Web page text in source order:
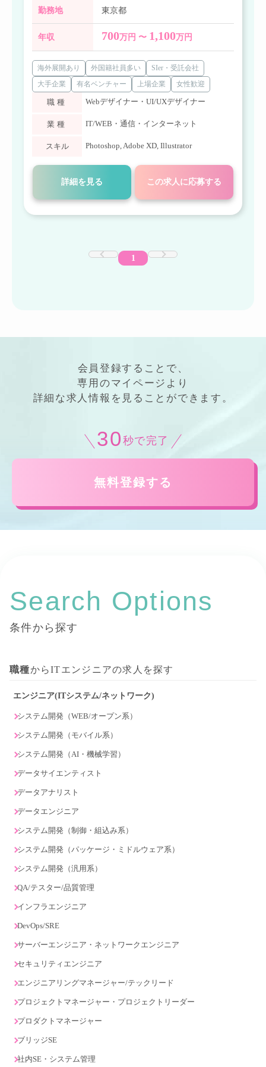
勤務地 東京都
年収 700万円 〜 1,100万円
海外展開あり 外国籍社員多い
SIer・受託会社
大手企業
有名ベンチャー 上場企業 女性歓迎
職種 Webデザイナー・UI/UXデザイナー
業種 IT/WEB・通信・インターネット
スキル Photoshop,Adobe XD, Illustrator
詳細を見る この求人に応募する
1
会員登録することで、
専用のマイページ より
詳細 な求人情報 を見ることができます。
30 秒で完了
無料登録する
Search Options
条件から探す
職種からITエンジニアの求人を探す
エンジニア(ITシステム/ネットワーク)
システム開発（WEB/オープン系）
システム開発（モバイル系）
システム開発（AI・機械学習）
データサイエンティスト
データアナリスト
データエンジニア
システム開発（制御・組込み系）
システム開発（パッケージ・ミドルウェア系）
システム開発（汎用系）
QA/テスター/品質管理
インフラエンジニア
DevOps/SRE
サーバーエンジニア・ネットワークエンジニア
セキュリティエンジニア
エンジニアリングマネージャー/テックリード
プロジェクトマネージャー・プロジェクトリーダー
プロダクトマネージャー
ブリッジSE
社内SE・システム管理